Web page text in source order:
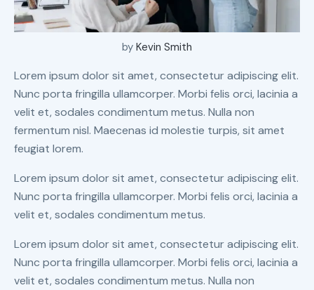
by Kevin Smith
Lorem ipsum dolor sit amet, consectetur adipiscing elit.
Nunc porta fringilla ullamcorper. Morbi felis orci, lacinia a
velit et, sodales condimentum metus. Nulla non
fermentum nisl. Maecenas id molestie turpis, sit amet
feugiat lorem.
Lorem ipsum dolor sit amet, consectetur adipiscing elit.
Nunc porta fringilla ullamcorper. Morbi felis orci, lacinia a
velit et, sodales condimentum metus.
Lorem ipsum dolor sit amet, consectetur adipiscing elit.
Nunc porta fringilla ullamcorper. Morbi felis orci, lacinia a
velit et, sodales condimentum metus. Nulla non